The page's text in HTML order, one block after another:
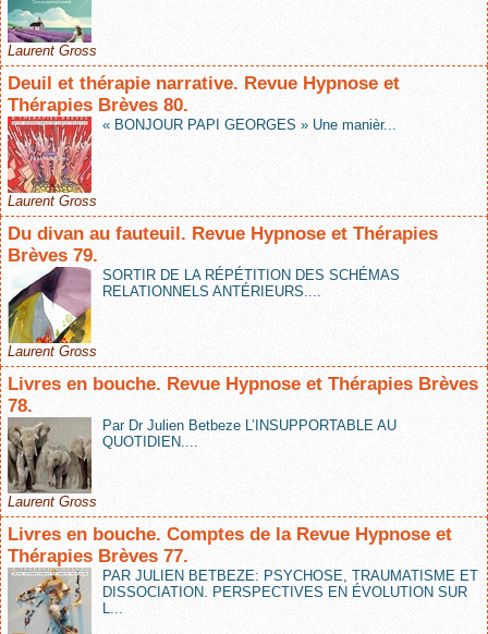
Laurent Gross
Deuil et thérapie narrative. Revue Hypnose et
Thérapies Brèves 80.
« BONJOUR PAPI GEORGES » Une manièr...
Laurent Gross
Du divan au fauteuil. Revue Hypnose et Thérapies
Brèves 79.
SORTIR DE LA RÉPÉTITION DES SCHÉMAS
RELATIONNELS ANTÉRIEURS....
Laurent Gross
Livres en bouche. Revue Hypnose et Thérapies Brèves
78.
Par Dr Julien Betbeze L’INSUPPORTABLE AU
QUOTIDIEN....
Laurent Gross
Livres en bouche. Comptes de la Revue Hypnose et
Thérapies Brèves 77.
PAR JULIEN BETBEZE: PSYCHOSE, TRAUMATISME ET
DISSOCIATION. PERSPECTIVES EN ÉVOLUTION SUR
L...